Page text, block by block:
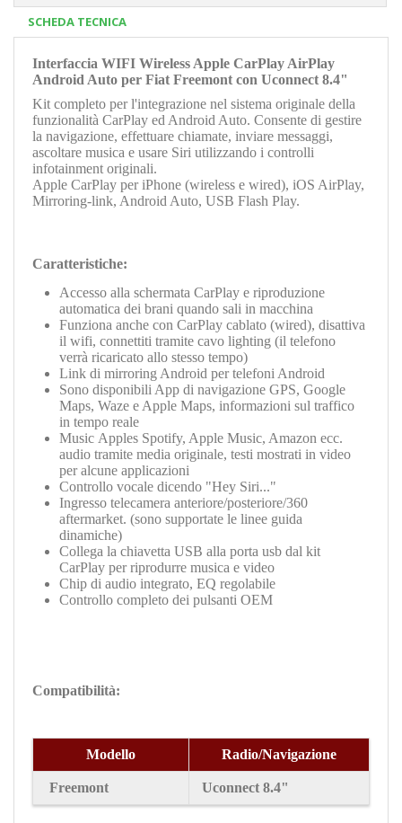
SCHEDA TECNICA
Interfaccia WIFI Wireless Apple CarPlay AirPlay
Android Auto per Fiat Freemont con Uconnect 8.4"
Kit completo per l'integrazione nel sistema originale della
funzionalità CarPlay ed Android Auto. Consente di gestire
la navigazione, effettuare chiamate, inviare messaggi,
ascoltare musica e usare Siri utilizzando i controlli
infotainment originali.
Apple CarPlay per iPhone (wireless e wired), iOS AirPlay,
Mirroring-link, Android Auto, USB Flash Play.
Caratteristiche:
Accesso alla schermata CarPlay e riproduzione
automatica dei brani quando sali in macchina
Funziona anche con CarPlay cablato (wired), disattiva
il wifi, connettiti tramite cavo lighting (il telefono
verrà ricaricato allo stesso tempo)
Link di mirroring Android per telefoni Android
Sono disponibili App di navigazione GPS, Google
Maps, Waze e Apple Maps, informazioni sul traffico
in tempo reale
Music Apples Spotify, Apple Music, Amazon ecc.
audio tramite media originale, testi mostrati in video
per alcune applicazioni
Controllo vocale dicendo "Hey Siri..."
Ingresso telecamera anteriore/posteriore/360
aftermarket. (sono supportate le linee guida
dinamiche)
Collega la chiavetta USB alla porta usb dal kit
CarPlay per riprodurre musica e video
Chip di audio integrato, EQ regolabile
Controllo completo dei pulsanti OEM
Compatibilità:
Modello Radio/Navigazione
Freemont Uconnect 8.4"